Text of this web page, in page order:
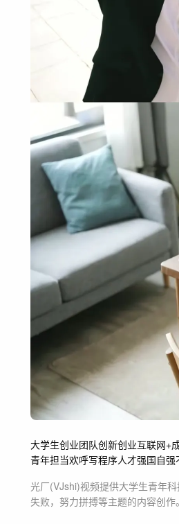
大学生创业团队创新创业互联网+
青年担当欢呼写程序人才强国自强
光厂(VJshi)视频提供大学生青年
失败，努力拼搏等主题的内容创作。